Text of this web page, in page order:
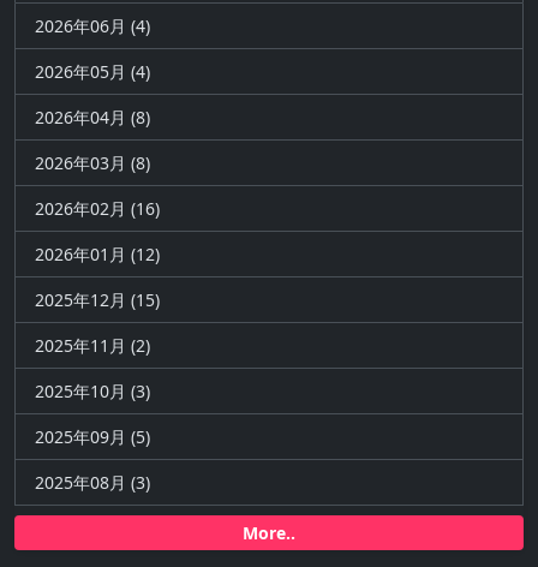
2026年06月 (4)
2026年05月 (4)
2026年04月 (8)
2026年03月 (8)
2026年02月 (16)
2026年01月 (12)
2025年12月 (15)
2025年11月 (2)
2025年10月 (3)
2025年09月 (5)
2025年08月 (3)
More..